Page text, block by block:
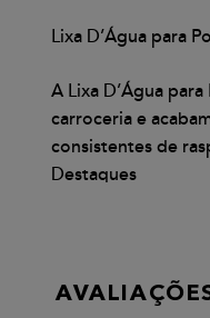
Lixa D’Água para
A Lixa D’Água
carroceria e
consistentes de
Destaques